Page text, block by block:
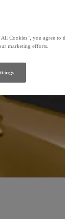
Cookies”, you agree to
marketing efforts.